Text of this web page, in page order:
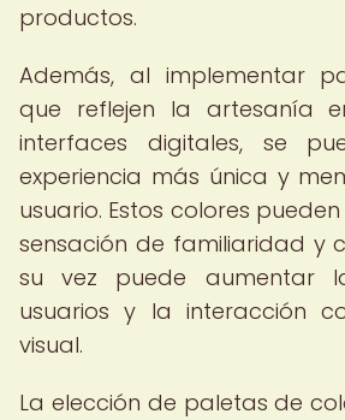
productos.
Además, al implementar
que reflejen la artesanía
interfaces digitales, se
experiencia más única y
usuario. Estos colores
sensación de familiaridad y
su vez puede aumentar
usuarios y la interacción
visual.
La elección de paletas de